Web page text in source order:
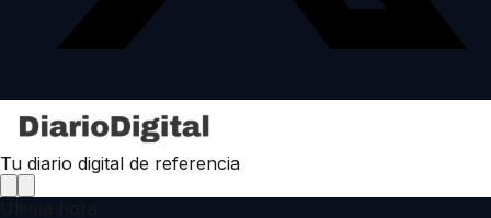
Tu diario digital de referencia